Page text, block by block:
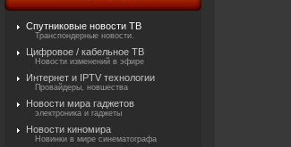
Спутниковые новости ТВ
Транспондерные новости.
Цифровое / кабельное ТВ
Новости изменений в эфире
Интернет и IPTV технологии
Провайдеры, новшества
Новости мира гаджетов
электроника и гаджеты
Новости киномира
Новинки в мире синематографа